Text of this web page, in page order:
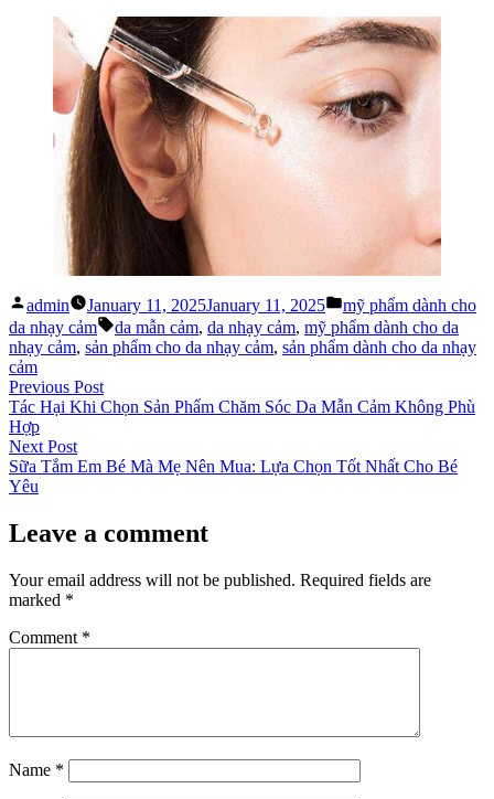
Posted
by
admin January 11, 2025January 11, 2025
Posted
in
mỹ phẩm dành cho
da nhạy cảm
Tags:
da mẫn cảm, da nhạy cảm, mỹ phẩm dành cho da
nhạy cảm, sản phẩm cho da nhạy cảm, sản phẩm dành cho da nhạy
cảm
Post
navigation
Previous PostPrevious
post:
Tác Hại Khi Chọn Sản Phẩm Chăm Sóc Da Mẫn Cảm Không Phù
Hợp
Next PostNext
post:
Sữa Tắm Em Bé Mà Mẹ Nên Mua: Lựa Chọn Tốt Nhất Cho Bé
Yêu
Leave a comment
Your email address will not be published. Required fields are
marked *
Comment *
Name *